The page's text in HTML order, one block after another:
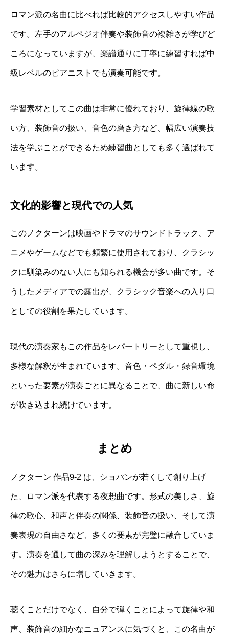
ロマン派の名曲に比べれば比較的アクセスしやすい作品
です。左手のアルペジオ伴奏や装飾音の複雑さが学びど
ころになっていますが、楽譜通りに丁寧に練習すれば中
級レベルのピアニストでも演奏可能です。
学習素材としてこの曲は非常に優れており、旋律線の歌
い方、装飾音の扱い、音色の磨き方など、幅広い演奏技
法を学ぶことができるため練習曲としても多く選ばれて
います。
文化的影響と現代での人気
このノクターンは映画やドラマのサウンドトラック、ア
ニメやゲームなどでも頻繁に使用されており、クラシッ
クに馴染みのない人にも知られる機会が多い曲です。そ
うしたメディアでの露出が、クラシック音楽への入り口
としての役割を果たしています。
現代の演奏家もこの作品をレパートリーとして重視し、
多様な解釈が生まれています。音色・ペダル・録音環境
といった要素が演奏ごとに異なることで、曲に新しい命
が吹き込まれ続けています。
まとめ
ノクターン 作品9-2 は、ショパンが若くして創り上げ
た、ロマン派を代表する夜想曲です。形式の美しさ、旋
律の歌心、和声と伴奏の関係、装飾音の扱い、そして演
奏表現の自由さなど、多くの要素が完璧に融合していま
す。演奏を通して曲の深みを理解しようとすることで、
その魅力はさらに増していきます。
聴くことだけでなく、自分で弾くことによって旋律や和
声、装飾音の細かなニュアンスに気づくと、この名曲が